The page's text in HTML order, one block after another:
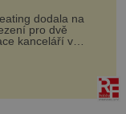
dodala na
pro dvě
kanceláří v
v anglickém